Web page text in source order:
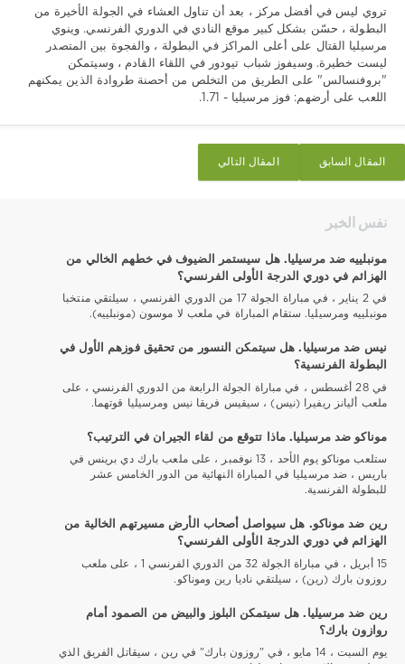
تروي ليس في أفضل مركز ، بعد أن تناول العشاء في الجولة الأخيرة من
البطولة ، حسّن بشكل كبير موقع النادي في الدوري الفرنسي. وينوي
مرسيليا القتال على أعلى المراكز في البطولة ، والفجوة بين المتصدر
ليست خطيرة. وسيفوز شباب تيودور في اللقاء القادم ، وسيتمكن
"بروفنسالس" على الطريق من التخلص من أحصنة طروادة الذين يمكنهم
اللعب على أرضهم: فوز مرسيليا - 1.71.
المقال التالي المقال السابق
نفس الخبر
مونبلييه ضد مرسيليا. هل سيستمر الضيوف في خطهم الخالي من
الهزائم في دوري الدرجة الأولى الفرنسي؟
في 2 يناير ، في مباراة الجولة 17 من الدوري الفرنسي ، سيلتقي منتخبا
مونبلييه ومرسيليا. ستقام المباراة في ملعب لا موسون (مونبلييه).
نيس ضد مرسيليا. هل سيتمكن النسور من تحقيق فوزهم الأول في
البطولة الفرنسية؟
في 28 أغسطس ، في مباراة الجولة الرابعة من الدوري الفرنسي ، على
ملعب أليانز ريفيرا (نيس) ، سيقيس فريقا نيس ومرسيليا قوتهما.
موناكو ضد مرسيليا. ماذا تتوقع من لقاء الجيران في الترتيب؟
ستلعب موناكو يوم الأحد ، 13 نوفمبر ، على ملعب بارك دي برينس في
باريس ، ضد مرسيليا في المباراة النهائية من الدور الخامس عشر
للبطولة الفرنسية.
رين ضد موناكو. هل سيواصل أصحاب الأرض مسيرتهم الخالية من
الهزائم في دوري الدرجة الأولى الفرنسي؟
15 أبريل ، في مباراة الجولة 32 من الدوري الفرنسي 1 ، على ملعب
روزون بارك (رين) ، سيلتقي ناديا رين وموناكو.
رين ضد مرسيليا. هل سيتمكن البلوز والبيض من الصمود أمام
روازون بارك؟
يوم السبت ، 14 مايو ، في "روزون بارك" في رين ، سيقاتل الفريق الذي